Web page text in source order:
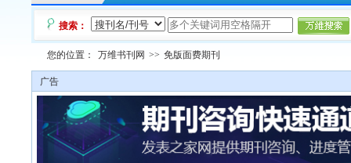
搜索：
您的位置： 万维书刊网 >> 免版面费期刊
广告